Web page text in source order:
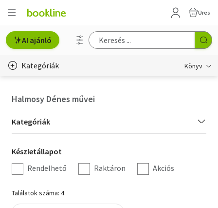
Üres
AI ajánló
Kategóriák Könyv
Hobbi, szabadidő
Irodalom
Művészet
Halmosy Dénes művei
Kategória
szűrés
Kategóriák
Készletállapot
szűrés
Készletállapot
Rendelhető
Raktáron Akciós
Találatok száma: 4